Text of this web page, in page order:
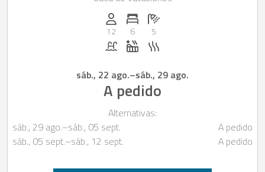
Personas (max.): 12
12
Numero de habitaciones: 6
6
Cantidad de baños: 5
5
Piscina Jacuzzi
sáb., 22 ago.–sáb., 29 ago.
A pedido
Alternativas:
sáb., 29 ago.–sáb., 05 sept.
A pedido
sáb., 05 sept.–sáb., 12 sept. A pedido